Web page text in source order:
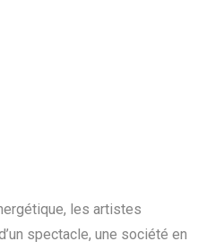
les artistes
spectacle, une société en